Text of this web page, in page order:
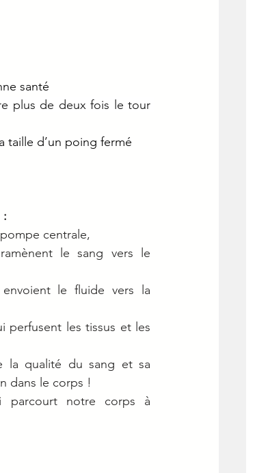
santé
plus de deux fois le tour
taille d’un poing fermé
:
centrale,
le sang vers le
le fluide vers la
perfusent les tissus et les
la qualité du sang et sa
dans le corps !
notre corps à